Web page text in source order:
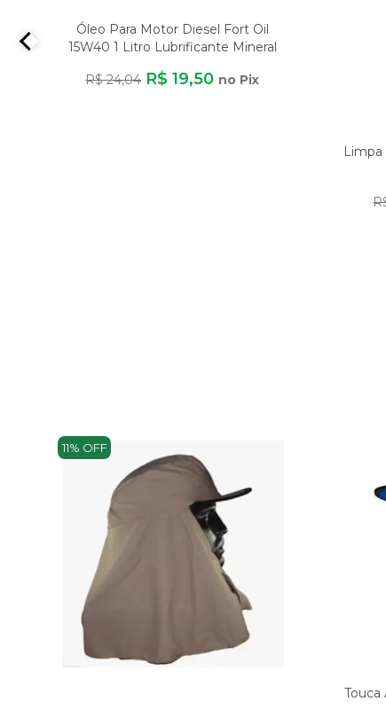
Óleo Para Motor Diesel Fort Oil
15W40 1 Litro Lubrificante Mineral
R$ 24,04 R$ 19,50 no Pix
Limpa
11% OFF
Touca